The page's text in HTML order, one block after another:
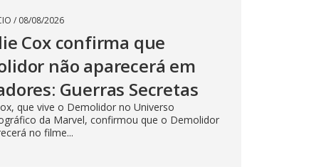
/ 08/08/2026
Cox confirma que
não aparecerá em
Guerras Secretas
que vive o Demolidor no Universo
da Marvel, confirmou que o Demolidor
no filme...